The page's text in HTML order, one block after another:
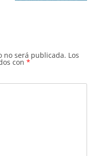
no será publicada. Los
con *